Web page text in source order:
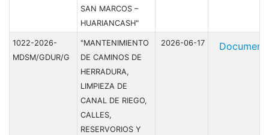
SAN MARCOS –
HUARIANCASH"
1022-2026-
MDSM/GDUR/G
"MANTENIMIENTO
DE CAMINOS DE
HERRADURA,
LIMPIEZA DE
CANAL DE RIEGO,
CALLES,
RESERVORIOS Y
2026-06-17